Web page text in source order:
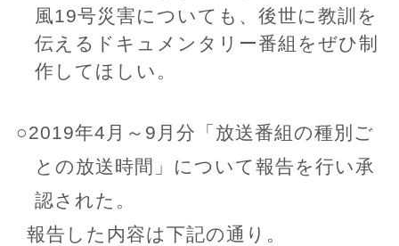
風19号災害についても、後世に教訓を
伝えるドキュメンタリー番組をぜひ制
作してほしい。
○2019年4月～9月分「放送番組の種別ご
との放送時間」について報告を行い承
認された。
報告した内容は下記の通り。